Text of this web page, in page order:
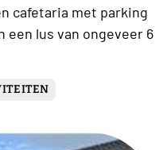
cafetaria met parking
een lus van ongeveer 6